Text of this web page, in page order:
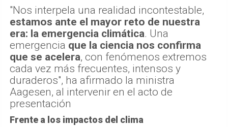
"Nos interpela una realidad incontestable,
estamos ante el mayor reto de nuestra
era: la emergencia climática. Una
emergencia que la ciencia nos confirma
que se acelera, con fenómenos extremos
cada vez más frecuentes, intensos y
duraderos", ha afirmado la ministra
Aagesen, al intervenir en el acto de
presentación
Frente a los impactos del clima